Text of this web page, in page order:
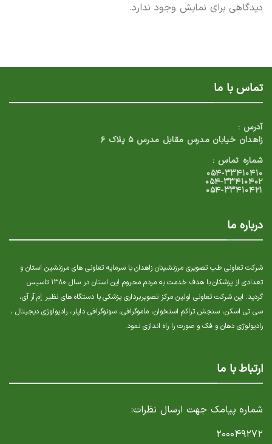
دیدگاهی برای نمایش وجود ندارد.
تماس با ما
آدرس :
زاهدان خیابان مدرس مقابل مدرس ۵ پلاک ۶
شماره تماس :
۰۵۴-۳۳۴۱۰۴۱۰
۰۵۴-۳۳۴۱۰۴۰۲
۰۵۴-۳۳۴۱۰۴۲۱
درباره ما
شرکت تعاونی طب تصویری مرزنشینان زاهدان با سرمایه تعاونی های مرزنشین استان و
تعدادی از پزشکان با هدف خدمت به مردم محروم این استان در سال ۱۳۸۰ تاسیس
گردید. این شرکت تعاونی اولین مرکز تصویربرداری پزشکی با دستگاه های نظیر إم آر آی،
سی تی اسکن، سنجش تراکم استخوان، ماموگرافی، سونوگرافی داپلر، رادیولوژی دیجیتال ،
رادیولوژی دهان و فک و صورت را راه اندازی نمود.
ارتباط با ما
شماره پیامک جهت ارسال نظرات:
۲۰۰۰۴۹۲۷۲